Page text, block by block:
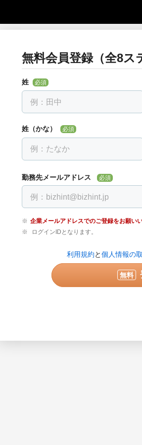
無料会員登録（全8ス
姓 必須
姓（かな） 必須
勤務先メールアドレス 必須
企業メールアドレスでのご登録をお願いい
ログインIDとなります。
利用規約と個人情報の
無料
お勤め先について教えて
会社名を入力し、下に出る候補を選んでく
電話番号 必須
実際に連絡可能な電話番号を半角
ている番号は使用できません。